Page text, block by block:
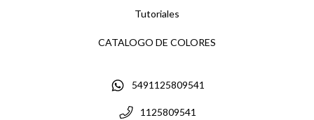
Tutoriales
CATALOGO DE COLORES
5491125809541
1125809541